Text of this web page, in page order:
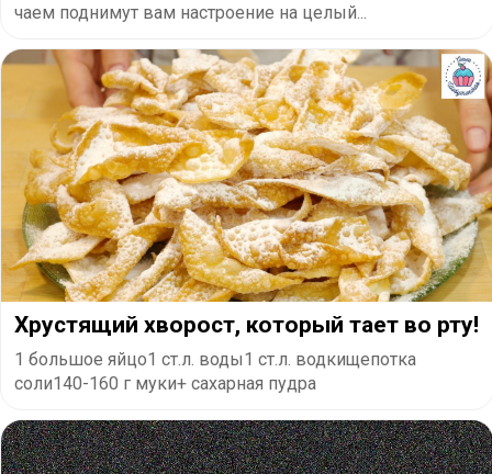
чаем поднимут вам настроение на целый...
Хрустящий хворост, который тает во рту!
1 большое яйцо1 ст.л. воды1 ст.л. водкищепотка
соли140-160 г муки+ сахарная пудра